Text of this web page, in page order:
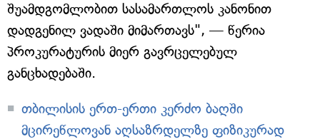
შუამდგომლობით სასამართლოს კანონით
დადგენილ ვადაში მიმართავს", — წერია
პროკურატურის მიერ გავრცელებულ
განცხადებაში.
თბილისის ერთ-ერთი კერძო ბაღში
მცირეწლოვან აღსაზრდელზე ფიზიკურად